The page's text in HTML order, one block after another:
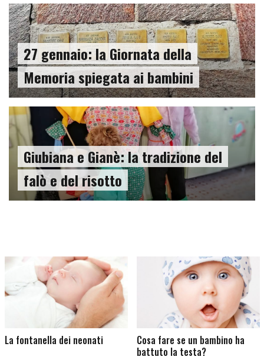
27 gennaio: la Giornata della
Memoria spiegata ai bambini
Giubiana e Gianè: la tradizione del
falò e del risotto
dei neonati
Cosa fare se un bambino ha
battuto la testa?